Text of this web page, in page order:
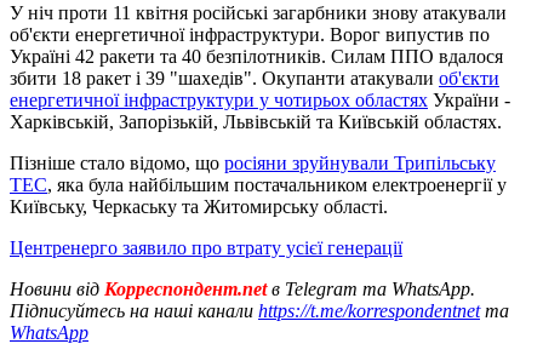
У ніч проти 11 квітня російські загарбники знову атакували
об'єкти енергетичної інфраструктури. Ворог випустив по
Україні 42 ракети та 40 безпілотників. Силам ППО вдалося
збити 18 ракет і 39 "шахедів". Окупанти атакували об'єкти
енергетичної інфраструктури у чотирьох областях України -
Харківській, Запорізькій, Львівській та Київській областях.
Пізніше стало відомо, що росіяни зруйнували Трипільську
ТЕС, яка була найбільшим постачальником електроенергії у
Київську, Черкаську та Житомирську області.
Центренерго заявило про втрату усієї генерації
Новини від Корреспондент.netв Telegram та WhatsApp.
Підписуйтесь на наші канали https://t.me/korrespondentnetта
WhatsApp